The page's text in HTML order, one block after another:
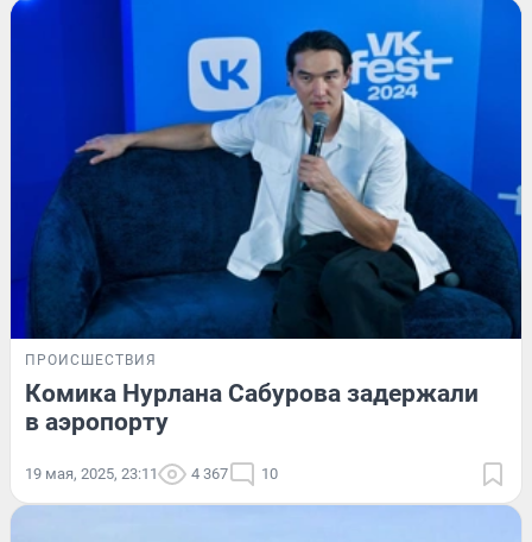
ПРОИСШЕСТВИЯ
Комика Нурлана Сабурова задержали
в аэропорту
19 мая, 2025, 23:11 4 367 10